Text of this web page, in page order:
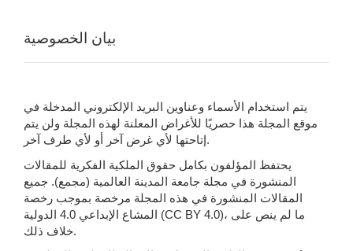
بيان الخصوصية
يتم استخدام الأسماء وعناوين البريد الإلكتروني المدخلة في
موقع المجلة هذا حصريًا للأغراض المعلنة لهذه المجلة ولن يتم
إتاحتها لأي غرض آخر أو لأي طرف آخر.
يحتفظ المؤلفون بكامل حقوق الملكية الفكرية للمقالات
المنشورة في مجلة جامعة المدينة العالمية (مجمع). جميع
المقالات المنشورة في هذه المجلة مرخصة بموجب رخصة
المشاع الإبداعي 4.0 الدولية (CC BY 4.0)، ما لم ينص على
خلاف ذلك.